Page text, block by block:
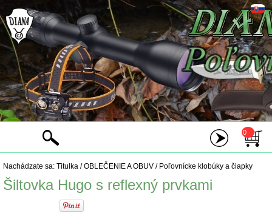
0
Nachádzate sa: Titulka /OBLEČENIE A OBUV / Poľovnícke klobúky a čiapky
Šiltovka Hugo s reflexný prvkami